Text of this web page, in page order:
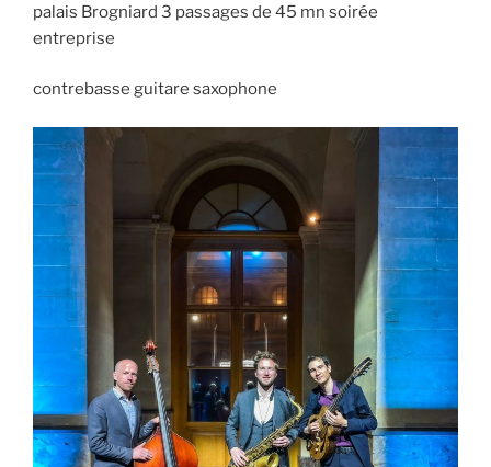
palais Brogniard 3 passages de 45 mn soirée
entreprise
contrebasse guitare saxophone